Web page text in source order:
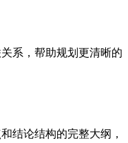
系，帮助规划更清晰的
结论结构的完整大纲，